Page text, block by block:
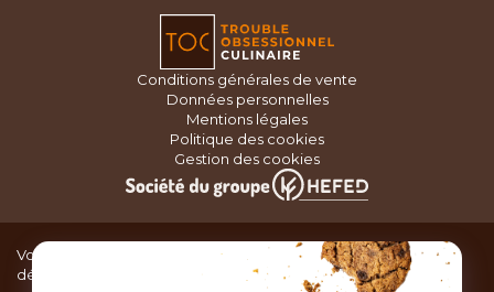
Conditions générales de vente
Données personnelles
Mentions légales
Politique des cookies
Gestion des cookies
Vous recherchez du matériel de cuisine pour concocter de
délicieux plats ou des pâtisseries dignes d’un grand chef ?